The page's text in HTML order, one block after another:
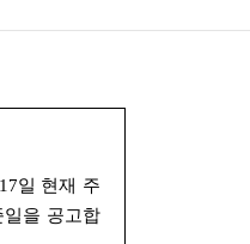
일 현재 주
을 공고합